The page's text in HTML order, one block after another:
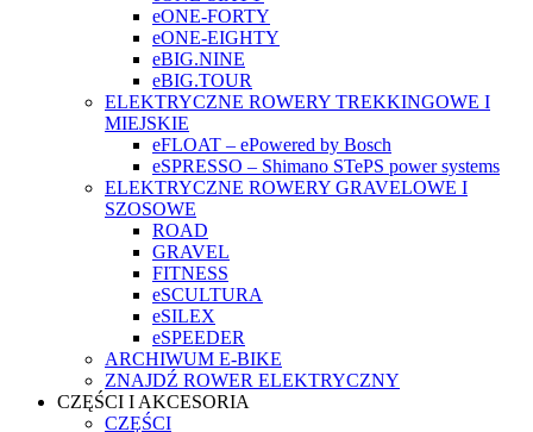
eONE-FORTY
eONE-EIGHTY
eBIG.NINE
eBIG.TOUR
ELEKTRYCZNE ROWERY TREKKINGOWE I
MIEJSKIE
eFLOAT – ePowered by Bosch
eSPRESSO – Shimano STePS power systems
ELEKTRYCZNE ROWERY GRAVELOWE I
SZOSOWE
ROAD
GRAVEL
FITNESS
eSCULTURA
eSILEX
eSPEEDER
ARCHIWUM E-BIKE
ZNAJDŹ ROWER ELEKTRYCZNY
CZĘŚCI I AKCESORIA
CZĘŚCI